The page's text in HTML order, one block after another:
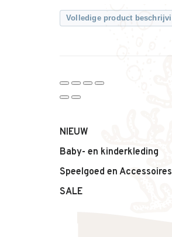
Waarom dit junior
– Junior dekbedovertrek
Productdetails:
– Productnaam: Junior
– Kleur: Sandy
– Type: Dekbedovertrek junior
Volledige product
NIEUW
Baby- en kinderkleding
Speelgoed en Accessoires
SALE